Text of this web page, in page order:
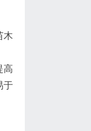
木
高
于